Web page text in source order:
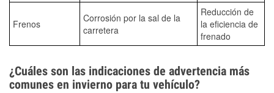
Frenos
Corrosión por la sal de la
carretera
Reducción de
la eficiencia de
frenado
¿Cuáles son las indicaciones de advertencia más
comunes en invierno para tu vehículo?